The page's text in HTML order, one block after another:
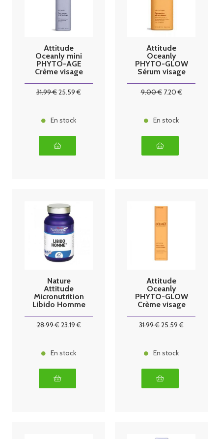
Attitude
Oceanly mini
PHYTO-AGE
Crème visage
31.99€25.59 €
En stock
Attitude
Oceanly
PHYTO-GLOW
Sérum visage
9.00€ 7.20€
En stock
Nature
Attitude
Micronutrition
Libido Homme
28.99€23.19€
En stock
Attitude
Oceanly
PHYTO-GLOW
Crème visage
31.99€25.59 €
En stock